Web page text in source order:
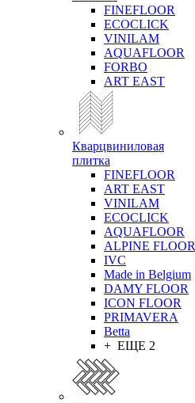
FINEFLOOR
ECOCLICK
VINILAM
AQUAFLOOR
FORBO
ART EAST
Кварцвиниловая
плитка
FINEFLOOR
ART EAST
VINILAM
ECOCLICK
AQUAFLOOR
ALPINE FLOOR
IVC
Made in Belgium
DAMY FLOOR
ICON FLOOR
PRIMAVERA
Betta
+ ЕЩЕ 2